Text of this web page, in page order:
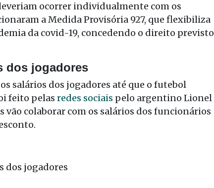
ocorrer individualmente com os
a Medida Provisória 927, que flexibiliza
da covid-19, concedendo o direito previsto
dos jogadores
salários dos jogadores até que o futebol
feito pelas redes sociais pelo argentino Lionel
vão colaborar com os salários dos funcionários
dos jogadores